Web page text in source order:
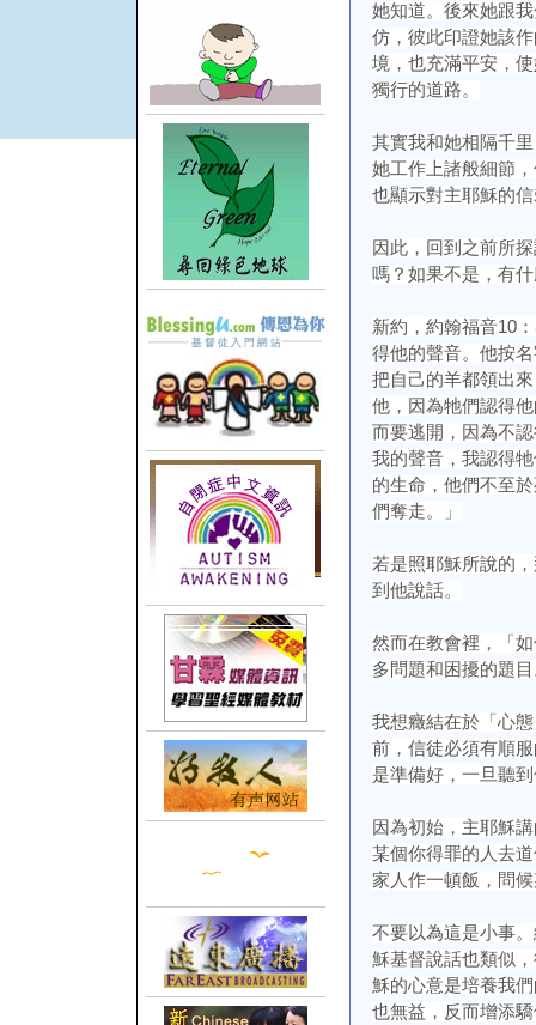
她知道。後來她跟
仿，彼此印證她該
境，也充滿平安，
獨行的道路。
其實我和她相隔千
她工作上諸般細節
也顯示對主耶穌的
因此，回到之前所
嗎？如果不是，有
新約，約翰福音10
得他的聲音。他按
把自己的羊都領出
他，因為牠們認得
而要逃開，因為不
我的聲音，我認得
的生命，他們不至
們奪走。」
若是照耶穌所說的
到他說話。
然而在教會裡，「
多問題和困擾的題
我想癥結在於「心
前，信徒必須有順
是準備好，一旦聽
因為初始，主耶穌
某個你得罪的人去
家人作一頓飯，問
不要以為這是小事
穌基督說話也類似
穌的心意是培養我
也無益，反而增添